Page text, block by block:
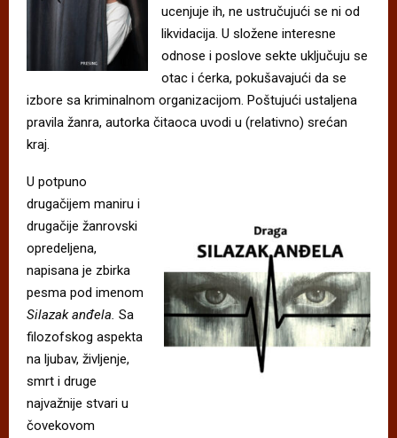
ucenjuje ih, ne ustručujući se ni od
likvidacija. U složene interesne
odnose i poslove sekte uključuju se
otac i ćerka, pokušavajući da se
izbore sa kriminalnom organizacijom. Poštujući ustaljena
pravila žanra, autorka čitaoca uvodi u (relativno) srećan
kraj.
U potpuno
drugačijem maniru i
drugačije žanrovski
opredeljena,
napisana je zbirka
pesma pod imenom
Silazak anđela. Sa
filozofskog aspekta
na ljubav, življenje,
smrt i druge
najvažnije stvari u
čovekovom